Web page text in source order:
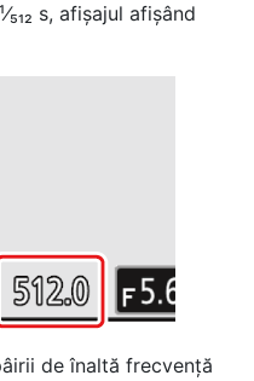
s, afișajul afișând
de înaltă frecvență